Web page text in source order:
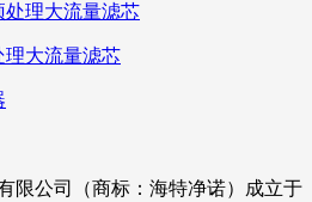
理大流量滤芯
限公司（商标：海特净诺）成立于